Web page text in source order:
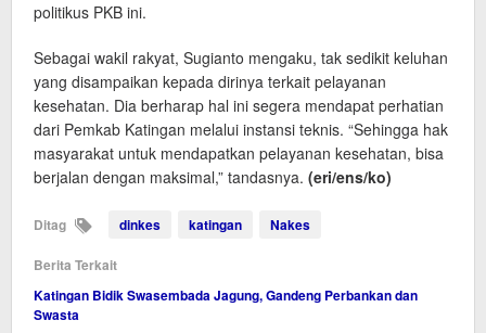
politikus PKB ini.
Sebagai wakil rakyat, Sugianto mengaku, tak sedikit keluhan
yang disampaikan kepada dirinya terkait pelayanan
kesehatan. Dia berharap hal ini segera mendapat perhatian
dari Pemkab Katingan melalui instansi teknis. “Sehingga hak
masyarakat untuk mendapatkan pelayanan kesehatan, bisa
berjalan dengan maksimal,” tandasnya. (eri/ens/ko)
Ditag dinkes katingan Nakes
Berita Terkait
Katingan Bidik Swasembada Jagung, Gandeng Perbankan dan
Swasta